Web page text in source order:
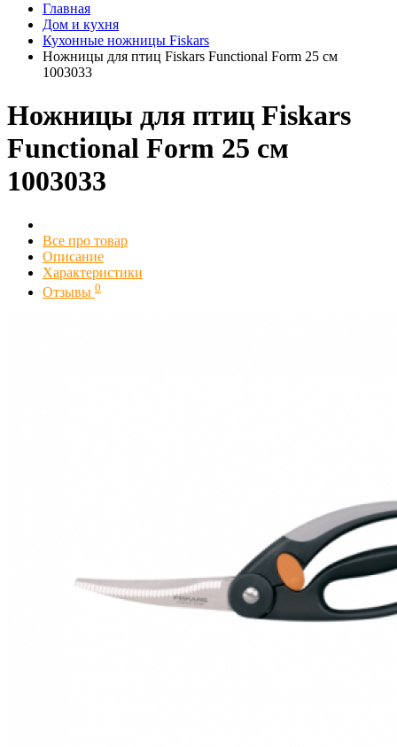
Главная
Дом и кухня
Кухонные ножницы Fiskars
Ножницы для птиц Fiskars Functional Form 25 см
1003033
Ножницы для птиц Fiskars
Functional Form 25 см
1003033
Все про товар
Описание
Характеристики
Отзывы 0